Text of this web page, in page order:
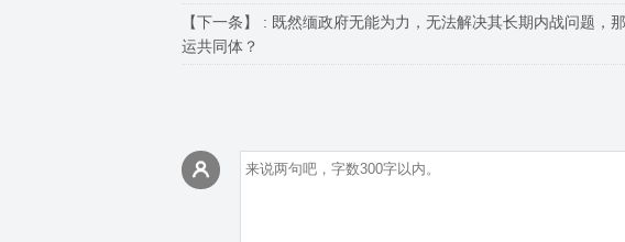
【下一条】 : 既然缅政府无能为力，无法解决其长期内战问题，
运共同体？